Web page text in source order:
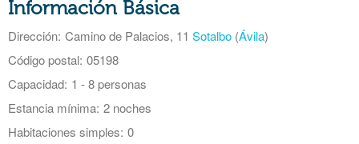
Información Básica
Dirección: Camino de Palacios, 11 Sotalbo (Ávila)
Código postal: 05198
Capacidad: 1 - 8 personas
Estancia mínima: 2 noches
Habitaciones simples: 0